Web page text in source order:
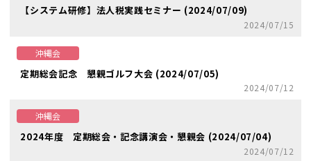
【システム研修】法人税実践セミナー (2024/07/09)
2024/07/15
沖縄会
定期総会記念 懇親ゴルフ大会 (2024/07/05)
2024/07/12
沖縄会
2024年度 定期総会・記念講演会・懇親会 (2024/07/04)
2024/07/12